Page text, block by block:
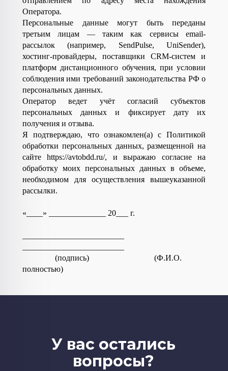
Оператора.
Персональные данные могут быть переданы
третьим лицам — таким как сервисы email-
рассылок (например, SendPulse, UniSender),
хостинг-провайдеры, поставщики CRM-систем и
платформ дистанционного обучения, при условии
соблюдения ими требований законодательства РФ о
персональных данных.
Оператор ведет учёт согласий субъектов
персональных данных и фиксирует дату их
получения и отзыва.
Я подтверждаю, что ознакомлен(а) с Политикой
обработки персональных данных, размещенной на
сайтеhttps://avtobdd.ru/, и выражаю согласие на
обработку моих персональных данных в объеме,
необходимом для осуществления вышеуказанной
рассылки.
«____» ______________ 20___ г.
(подпись) (Ф.И.О.
полностью)
У вас остались
вопросы?